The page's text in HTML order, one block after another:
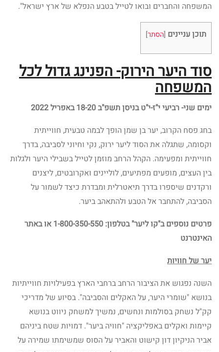
המשפחה והחברים ובואו לטייל בטבע הנפלא של ארץ ישראל".
תוכן עניינים [הסתר]
סוד היער הירוק- הפנינג גדול לכל
המשפחה
ימים שני- רביעי י"ז-י"ט בניסן תשפ"ב 18-20 באפריל 2022
בחג פסח הקרוב, יער בן שמן הופך לבמה טבעית, חווייתית
וקסומה, שתגלה את הסוד ליער ירוק, נקי וחיוני לסביבה, בדרך
חווייתית ומפעימה. הקהל הרחב מוזמן לטייל בשבילי היער ולגלות
בין העצים, מופעים מפתיעים, לוליינים ואקרובטים, ליצנים
ורקדנים שיספרו בדרך תיאטרלית ומבדרת כיצד לשמור על
הסביבה, להתחבר אל הטבע ולהתאהב ביער.
פרטים נוספים
ב"קו ליער" בטלפון: 1-800-350-550 או באתר
האינטרנט
יער של חוויות
השנה נפגוש את הציבור הרחב ברחבי הארץ בפעילויות חווייתיות
בנושא "שומרי היער, על האקלים והסביבה". בסיוע של מדריכי
קק"ל נשחק בסולמות ונחשים, נמשיך למשחק ניווט בנושא
קיימות ואקלים באפליקציה "חוויה ביער". דמויות שטח ביניהם
אביר הניקיון דון קישוט והאביר על הסוס שמשימתו שמירה על